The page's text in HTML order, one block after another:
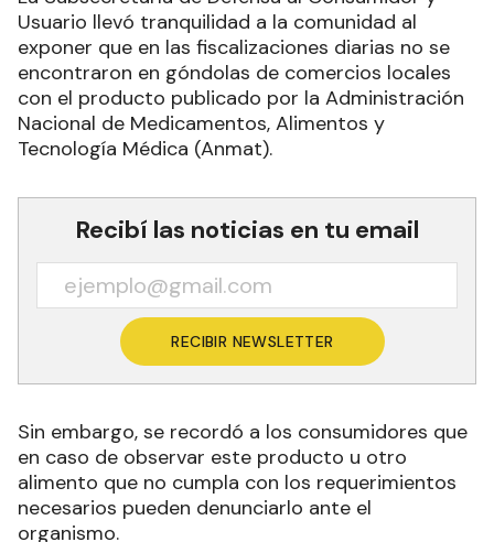
Usuario llevó tranquilidad a la comunidad al
exponer que en las fiscalizaciones diarias no se
encontraron en góndolas de comercios locales
con el producto publicado por la Administración
Nacional de Medicamentos, Alimentos y
Tecnología Médica (Anmat).
Recibí las noticias en tu email
RECIBIR NEWSLETTER
Sin embargo, se recordó a los consumidores que
en caso de observar este producto u otro
alimento que no cumpla con los requerimientos
necesarios pueden denunciarlo ante el
organismo.